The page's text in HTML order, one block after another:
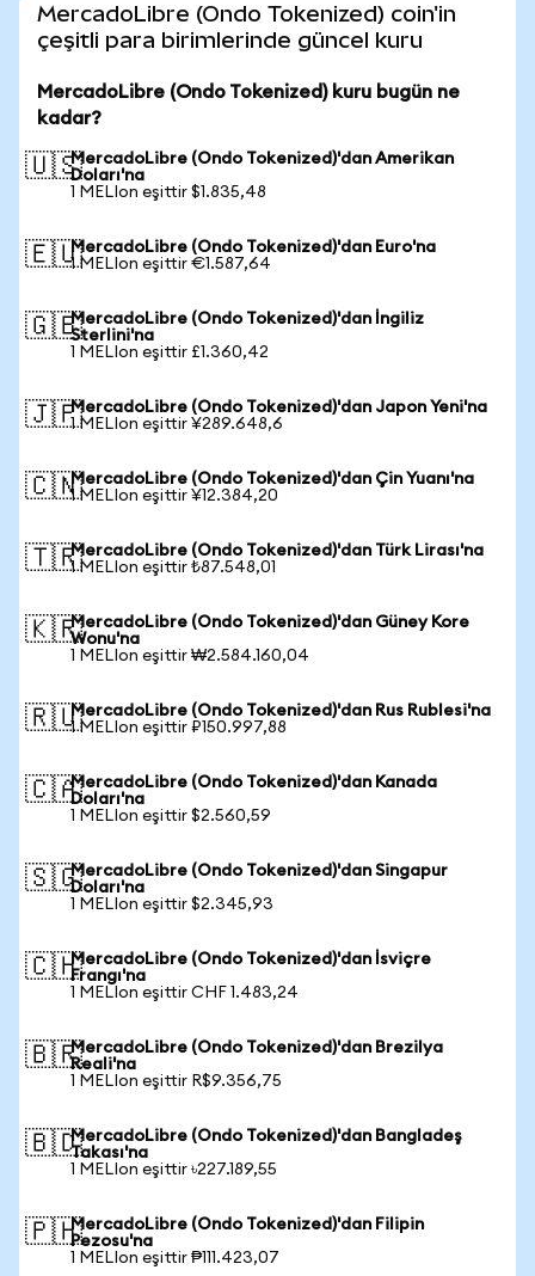
MercadoLibre (Ondo Tokenized) coin'in
çeşitli para birimlerinde güncel kuru
MercadoLibre (Ondo Tokenized) kuru bugün ne
kadar?
🇺🇸MercadoLibre (Ondo Tokenized)'dan Amerikan
Doları'na
1 MELIon eşittir $1.835,48
🇪🇺MercadoLibre (Ondo Tokenized)'dan Euro'na
1 MELIon eşittir €1.587,64
🇬🇧MercadoLibre (Ondo Tokenized)'dan İngiliz
Sterlini'na
1 MELIon eşittir £1.360,42
🇯🇵MercadoLibre (Ondo Tokenized)'dan Japon Yeni'na
1 MELIon eşittir ¥289.648,6
🇨🇳MercadoLibre (Ondo Tokenized)'dan Çin Yuanı'na
1 MELIon eşittir ¥12.384,20
🇹🇷MercadoLibre (Ondo Tokenized)'dan Türk Lirası'na
1 MELIon eşittir ₺87.548,01
🇰🇷MercadoLibre (Ondo Tokenized)'dan Güney Kore
Wonu'na
1 MELIon eşittir ₩2.584.160,04
🇷🇺MercadoLibre (Ondo Tokenized)'dan Rus Rublesi'na
1 MELIon eşittir ₽150.997,88
🇨🇦MercadoLibre (Ondo Tokenized)'dan Kanada
Doları'na
1 MELIon eşittir $2.560,59
🇸🇬MercadoLibre (Ondo Tokenized)'dan Singapur
Doları'na
1 MELIon eşittir $2.345,93
🇨🇭MercadoLibre (Ondo Tokenized)'dan İsviçre
Frangı'na
1 MELIon eşittir CHF 1.483,24
🇧🇷MercadoLibre (Ondo Tokenized)'dan Brezilya
Reali'na
1 MELIon eşittir R$9.356,75
🇧🇩MercadoLibre (Ondo Tokenized)'dan Bangladeş
Takası'na
1 MELIon eşittir ৳227.189,55
🇵🇭MercadoLibre (Ondo Tokenized)'dan Filipin
Pezosu'na
1 MELIon eşittir ₱111.423,07